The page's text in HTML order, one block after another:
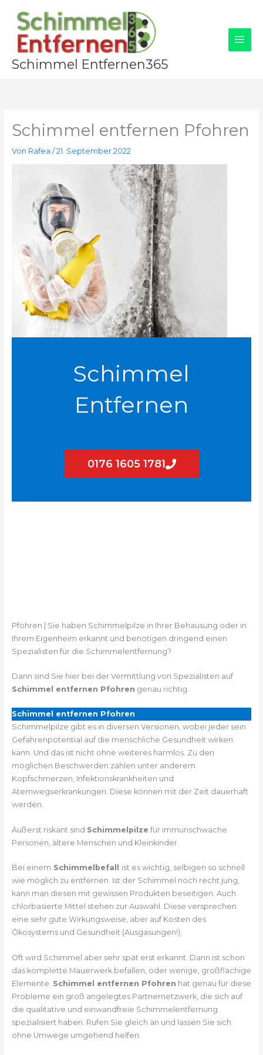
Inhalt
springen
Schimmel Entfernen365
Schimmel entfernen Pfohren
Von Rafea /21. September 2022
Schimmel
Entfernen
0176 1605 1781
Pfohren | Sie haben Schimmelpilze in Ihrer Behausung oder in
Ihrem Eigenheim erkannt und benötigen dringend einen
Spezialisten für die Schimmelentfernung?
Dann sind Sie hier bei der Vermittlung von Spezialisten auf
Schimmel entfernen Pfohren genau richtig.
Schimmel entfernen Pfohren
Schimmelpilze gibt es in diversen Versionen, wobei jeder sein
Gefahrenpotential auf die menschliche Gesundheit wirken
kann. Und das ist nicht ohne weiteres harmlos. Zu den
möglichen Beschwerden zählen unter anderem
Kopfschmerzen, Infektionskrankheiten und
Atemwegserkrankungen. Diese können mit der Zeit dauerhaft
werden.
Äußerst riskant sind Schimmelpilze für immunschwache
Personen, ältere Menschen und Kleinkinder.
Bei einem Schimmelbefall ist es wichtig, selbigen so schnell
wie möglich zu entfernen. Ist der Schimmel noch recht jung,
kann man diesen mit gewissen Produkten beseitigen. Auch
chlorbasierte Mittel stehen zur Auswahl. Diese versprechen
eine sehr gute Wirkungsweise, aber auf Kosten des
Ökosystems und Gesundheit (Ausgasungen!).
Oft wird Schimmel aber sehr spät erst erkannt. Dann ist schon
das komplette Mauerwerk befallen, oder wenige, großflächige
Elemente. Schimmel entfernen Pfohren hat genau für diese
Probleme ein groß angelegtes Partnernetzwerk, die sich auf
die qualitative und einwandfreie Schimmelentfernung
spezialisiert haben. Rufen Sie gleich an und lassen Sie sich
ohne Umwege umgehend helfen.